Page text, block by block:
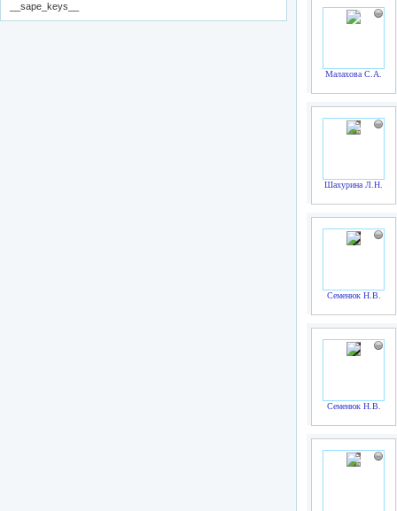
__sape_keys__
Малахова С.А.
Шахурина Л.Н.
Семенюк Н.В.
Семенюк Н.В.